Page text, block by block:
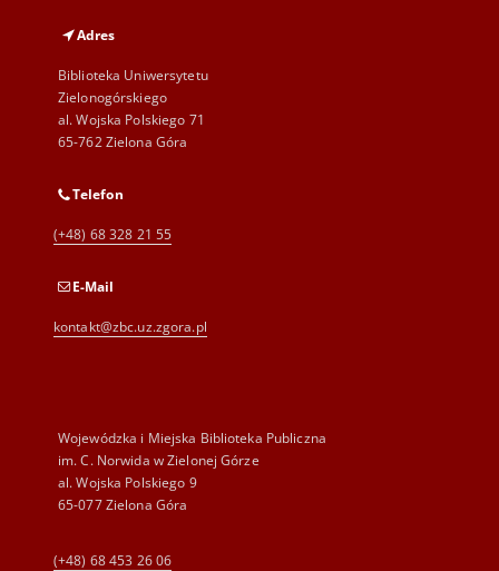
Adres
Biblioteka Uniwersytetu
Zielonogórskiego
al. Wojska Polskiego 71
65-762 Zielona Góra
Telefon
(+48) 68 328 21 55
E-Mail
kontakt@zbc.uz.zgora.pl
Wojewódzka i Miejska Biblioteka Publiczna
im. C. Norwida w Zielonej Górze
al. Wojska Polskiego 9
65-077 Zielona Góra
(+48) 68 453 26 06